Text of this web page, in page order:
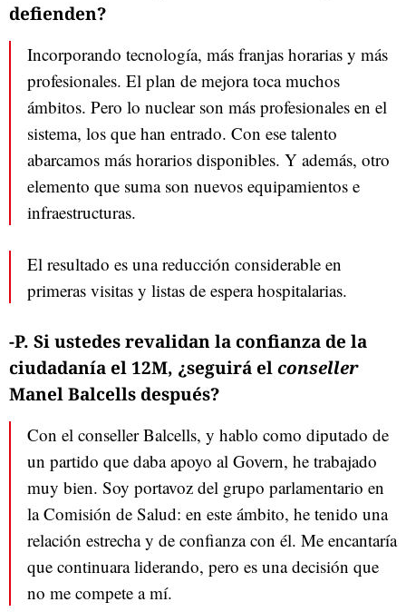
defienden?
Incorporando tecnología, más franjas horarias y más
profesionales. El plan de mejora toca muchos
ámbitos. Pero lo nuclear son más profesionales en el
sistema, los que han entrado. Con ese talento
abarcamos más horarios disponibles. Y además, otro
elemento que suma son nuevos equipamientos e
infraestructuras.
El resultado es una reducción considerable en
primeras visitas y listas de espera hospitalarias.
-P. Si ustedes revalidan la confianza de la
ciudadanía el 12M, ¿seguirá elconseller
Manel Balcells después?
Con el conseller Balcells, y hablo como diputado de
un partido que daba apoyo al Govern, he trabajado
muy bien. Soy portavoz del grupo parlamentario en
la Comisión de Salud: en este ámbito, he tenido una
relación estrecha y de confianza con él. Me encantaría
que continuara liderando, pero es una decisión que
no me compete a mí.